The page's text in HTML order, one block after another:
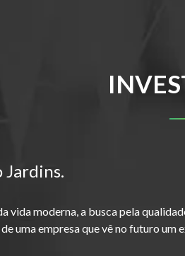
Jardins.
vida moderna, a busca pela
uma empresa que vê no futuro